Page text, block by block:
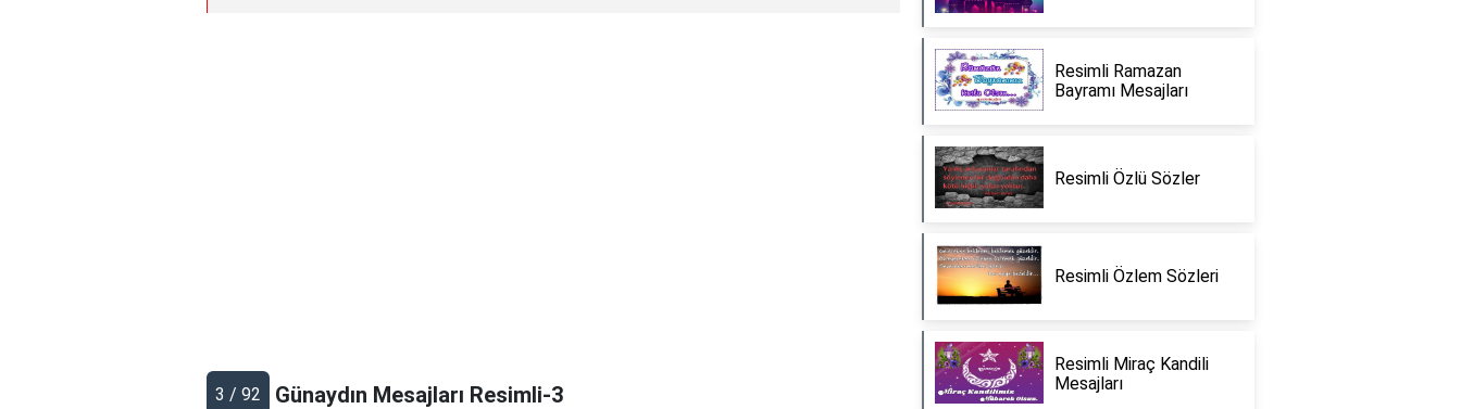
3 / 92 Günaydın Mesajları Resimli-3
Resimli Ramazan
Bayramı Mesajları
Resimli Özlü Sözler
Resimli Özlem Sözleri
Resimli Miraç Kandili
Mesajları